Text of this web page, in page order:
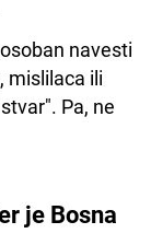
navesti
mislilaca ili
Pa, ne
je Bosna